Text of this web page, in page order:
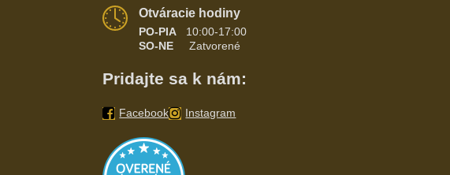
Otváracie hodiny
PO-PIA
10:00-17:00
SO-NE Zatvorené
Pridajte sa k nám:
Facebook Instagram